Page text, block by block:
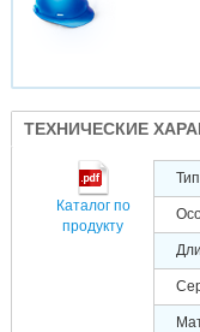
ТЕХНИЧЕСКИЕ
Каталог по
продукту